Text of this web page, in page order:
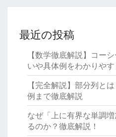
最近の投稿
【数学徹底解説】コー
いや具体例をわかりやす
【完全解説】部分列と
例まで徹底解説
なぜ「上に有界な単調
るのか？徹底解説！